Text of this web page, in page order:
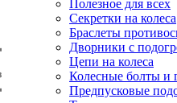
Полезное для всех
Секретки на колеса
Браслеты
Дворники с
Цепи на колеса
Колесные болты и
Предпусковые